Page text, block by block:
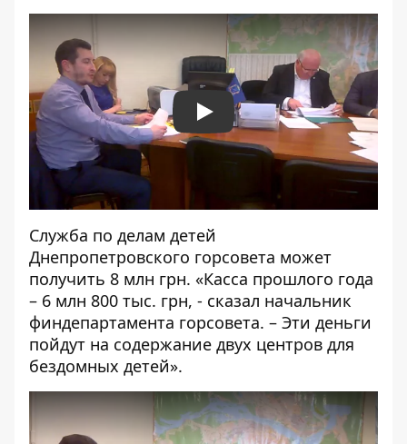
Play
Служба по делам детей
Днепропетровского горсовета может
получить 8 млн грн. «Касса прошлого года
– 6 млн 800 тыс. грн, - сказал начальник
финдепартамента горсовета. – Эти деньги
пойдут на содержание двух центров для
бездомных детей».